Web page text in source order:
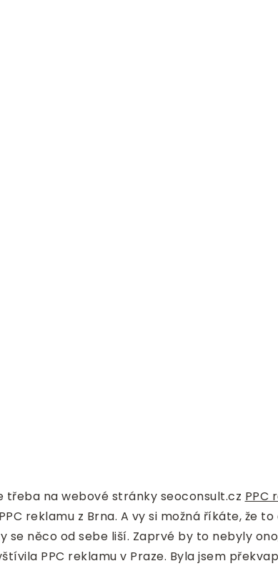
třeba na webové stránky seoconsult.cz PPC
reklamu z Brna. A vy si možná říkáte, že
něco od sebe liší. Zaprvé by to nebyly
PPC reklamu v Praze. Byla jsem